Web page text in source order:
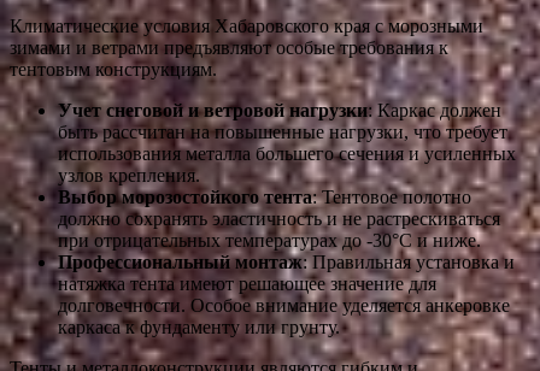
Климатические условия Хабаровского края с морозными
зимами и ветрами предъявляют особые требования к
тентовым конструкциям.
Учет снеговой и ветровой нагрузки: Каркас должен
быть рассчитан на повышенные нагрузки, что требует
использования металла большего сечения и усиленных
узлов крепления.
Выбор морозостойкого тента: Тентовое полотно
должно сохранять эластичность и не растрескиваться
при отрицательных температурах до -30°C и ниже.
Профессиональный монтаж: Правильная установка и
натяжка тента имеют решающее значение для
долговечности. Особое внимание уделяется анкеровке
каркаса к фундаменту или грунту.